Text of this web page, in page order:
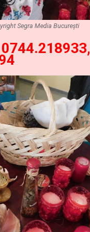
Segra Media București
0744.218933,